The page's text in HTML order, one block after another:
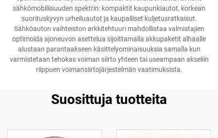
sähkömobiliisuuden spektrin: kompaktit kaupunkiautot, korkean
suorituskyvyn urheiluautot ja kaupalliset kuljetusratkaisut.
Sähköauton vaihteiston arkkitehtuuri mahdollistaa valmistajien
optimoida ajoneuvon asettelua sijoittamalla akkupaketit alhaalle
alustaan parantaakseen käsittelyominaisuuksia samalla kun
varmistetaan tehokas voiman siirto yhteen tai useampaan akseliin
riippuen voimansiirtojärjestelmän vaatimuksista.
Suosittuja tuotteita